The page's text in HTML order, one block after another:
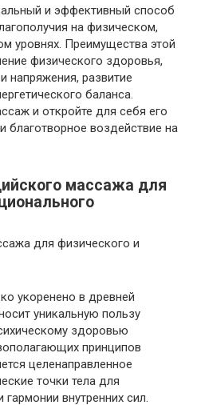
и эффективный способ
на физическом,
уровнях. Преимущества этой
физического здоровья,
напряжения, развитие
баланса.
и откройте для себя его
благотворное воздействие на
массажа для
укоренено в древней
уникальную пользу
здоровью
принципов
целенаправленное
точки тела для
внутренних сил.